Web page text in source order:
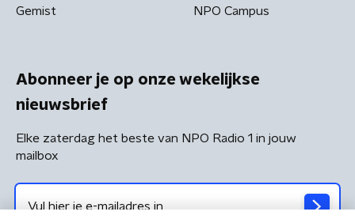
Gemist NPO Campus
Abonneer je op onze wekelijkse
nieuwsbrief
Elke zaterdag het beste van NPO Radio 1 in jouw
mailbox